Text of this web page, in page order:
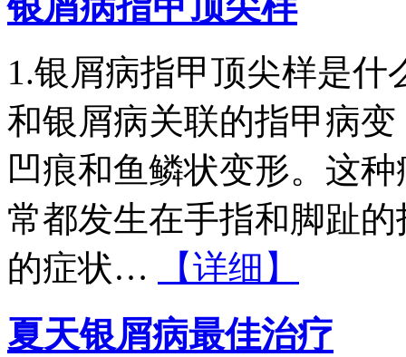
1.银屑病指甲顶尖样是
和银屑病关联的指甲病
凹痕和鱼鳞状变形。这
常都发生在手指和脚趾
的症状…
【详细】
夏天银屑病最佳治疗